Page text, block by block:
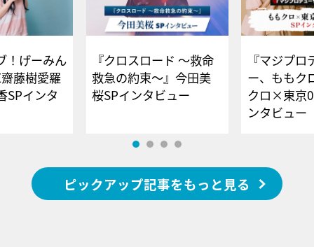
！げーみん
藤樹愛羅
SPインタ
『クロスロード ～救命
救急の約束～』今田美
桜SPインタビュー
『マジプロ
ー、ももク
クロ×東京
ンタビュー
ピックアップ記事をもっと見る